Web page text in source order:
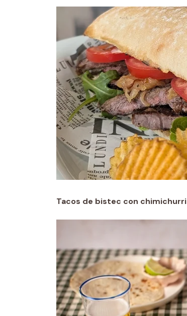
Tacos de bistec con chimichurri